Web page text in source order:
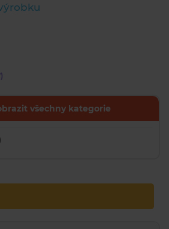
všechny kategorie